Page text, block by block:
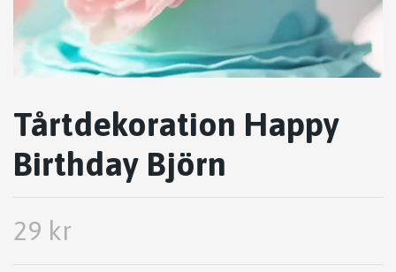
Tårtdekoration Happy
Birthday Björn
29 kr